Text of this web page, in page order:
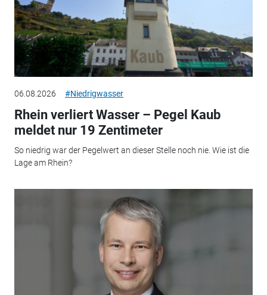
06.08.2026 #Niedrigwasser
Rhein verliert Wasser – Pegel Kaub
meldet nur 19 Zentimeter
So niedrig war der Pegelwert an dieser Stelle noch nie. Wie ist die
Lage am Rhein?